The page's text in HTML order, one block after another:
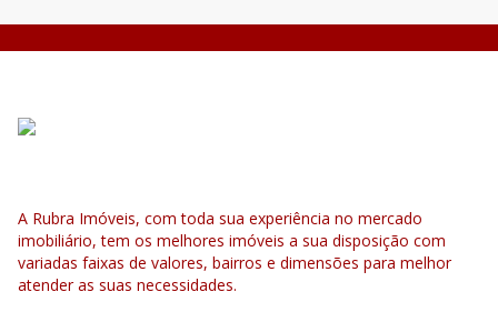
A Rubra Imóveis, com toda sua experiência no mercado
imobiliário, tem os melhores imóveis a sua disposição com
variadas faixas de valores, bairros e dimensões para melhor
atender as suas necessidades.